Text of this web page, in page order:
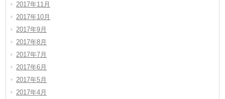
2017年11月
2017年10月
2017年9月
2017年8月
2017年7月
2017年6月
2017年5月
2017年4月